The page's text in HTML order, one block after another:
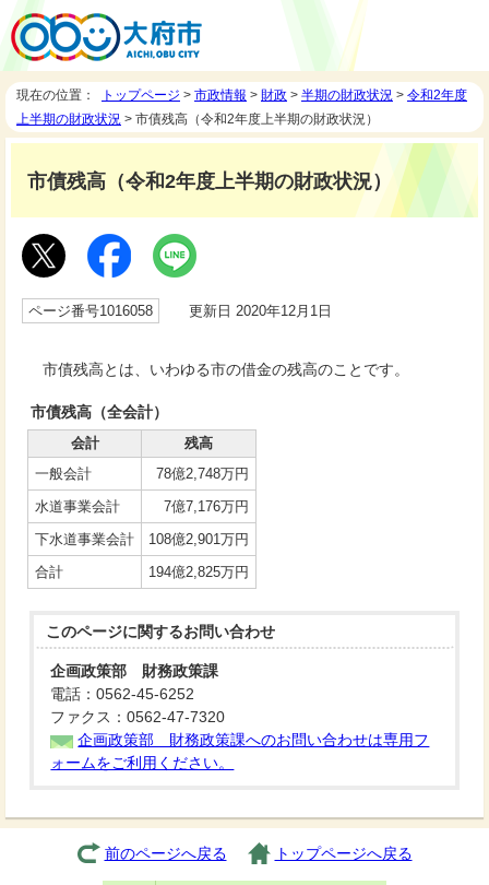
現在の位置： トップページ > 市政情報 > 財政 > 半期の財政状況 > 令和2年度
上半期の財政状況 > 市債残高（令和2年度上半期の財政状況）
市債残高（令和2年度上半期の財政状況）
ページ番号1016058 更新日 2020年12月1日
市債残高とは、いわゆる市の借金の残高のことです。
市債残高（全会計）
会計
残高
一般会計
78億2,748万円
水道事業会計
7億7,176万円
下水道事業会計
108億2,901万円
合計
194億2,825万円
このページに関するお問い合わせ
企画政策部 財務政策課
電話：0562-45-6252
ファクス：0562-47-7320
企画政策部 財務政策課へのお問い合わせは専用フ
ォームをご利用ください。
前のページへ戻る トップページへ戻る